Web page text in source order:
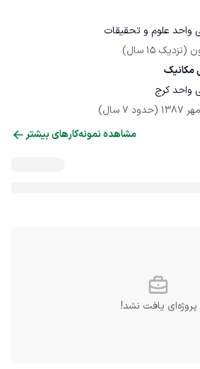
واحد علوم و تحقیقات
(نزدیک 15 سال)
مکانیک
واحد کرج
(حدود 7 سال)
مشاهده نمونه‌کارهای بیشتر
پروژه‌ای یافت نشد!